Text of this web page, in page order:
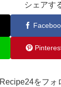
シェアす
Recipe24をフォ